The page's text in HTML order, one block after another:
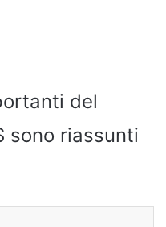
del
sono riassunti